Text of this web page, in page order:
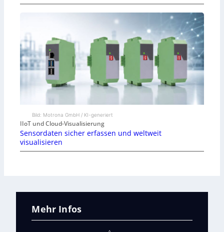
Bild: Motrona GmbH / KI-generiert
IIoT und Cloud-Visualisierung
Sensordaten sicher erfassen und weltweit
visualisieren
Mehr Infos